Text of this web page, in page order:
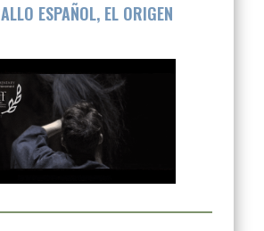
ESPAÑOL, EL ORIGEN